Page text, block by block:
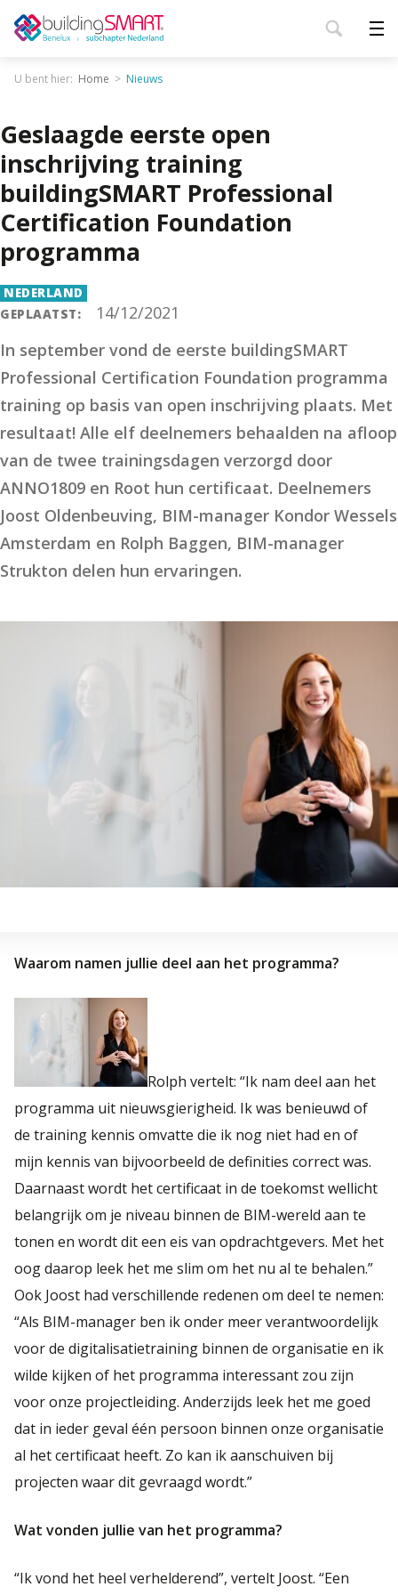
U bent hier: Home Nieuws
Geslaagde eerste open
inschrijving training
buildingSMART Professional
Certification Foundation
programma
NEDERLAND
GEPLAATST:
14/12/2021
In september vond de eerste buildingSMART
Professional Certification Foundation programma
training op basis van open inschrijving plaats. Met
resultaat! Alle elf deelnemers behaalden na afloop
van de twee trainingsdagen verzorgd door
ANNO1809 en Root hun certificaat. Deelnemers
Joost Oldenbeuving, BIM-manager Kondor Wessels
Amsterdam en Rolph Baggen, BIM-manager
Strukton delen hun ervaringen.
Waarom namen jullie deel aan het programma?
Rolph vertelt: “Ik nam deel aan het
programma uit nieuwsgierigheid. Ik was benieuwd of
de training kennis omvatte die ik nog niet had en of
mijn kennis van bijvoorbeeld de definities correct was.
Daarnaast wordt het certificaat in de toekomst wellicht
belangrijk om je niveau binnen de BIM-wereld aan te
tonen en wordt dit een eis van opdrachtgevers. Met het
oog daarop leek het me slim om het nu al te behalen.”
Ook Joost had verschillende redenen om deel te nemen:
“Als BIM-manager ben ik onder meer verantwoordelijk
voor de digitalisatietraining binnen de organisatie en ik
wilde kijken of het programma interessant zou zijn
voor onze projectleiding. Anderzijds leek het me goed
dat in ieder geval één persoon binnen onze organisatie
al het certificaat heeft. Zo kan ik aanschuiven bij
projecten waar dit gevraagd wordt.”
Wat vonden jullie van het programma?
“Ik vond het heel verhelderend”, vertelt Joost. “Een